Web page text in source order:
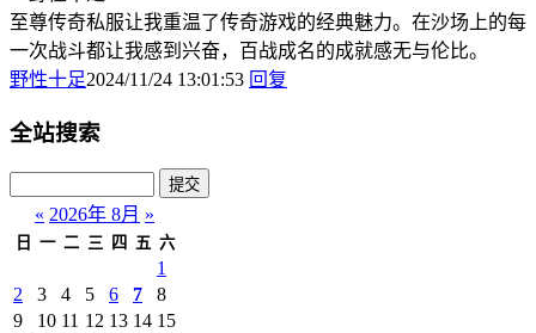
至尊传奇私服让我重温了传奇游戏的经典魅力。在沙场上的每
一次战斗都让我感到兴奋，百战成名的成就感无与伦比。
野性十足2024/11/24 13:01:53 回复
全站搜索
« 2026年 8月 »
日 一 二 三 四 五 六
1
2
3 4 5 6 7
8
9
10 11 12 13 14 15